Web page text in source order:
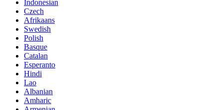
Indonesian
Czech
Afrikaans
Swedish
Polish
Basque
Catalan
Esperanto
Hindi
Lao
Albanian
Amharic